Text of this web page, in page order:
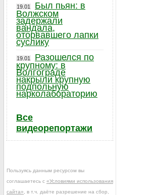
19.01
Был пьян: в
Волжском
задержали
вандала,
оторвавшего лапки
суслику
19.01
Разошелся по
крупному: в
Волгограде
накрыли крупную
подпольную
нарколабораторию
Все
видеорепортажи
Пользуясь данным ресурсом вы
соглашаетесь с «Условиями использования
сайта» , в т.ч. даёте разрешение на сбор,